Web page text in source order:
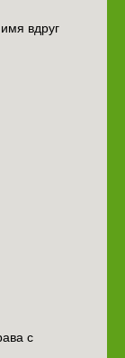
вдруг
с